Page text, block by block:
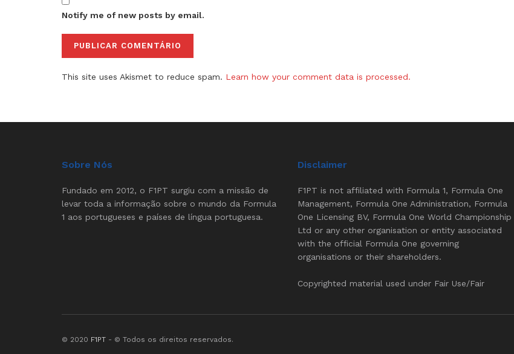
Notify me of new posts by email.
This site uses Akismet to reduce spam. Learn how your comment data is processed.
Sobre Nós
Fundado em 2012, o F1PT surgiu com a missão de
levar toda a informação sobre o mundo da Formula
1 aos portugueses e países de língua portuguesa.
Disclaimer
F1PT is not affiliated with Formula 1, Formula One
Management, Formula One Administration, Formula
One Licensing BV, Formula One World Championship
Ltd or any other organisation or entity associated
with the official Formula One governing
organisations or their shareholders.
Copyrighted material used under Fair Use/Fair
© 2020 F1PT - © Todos os direitos reservados.